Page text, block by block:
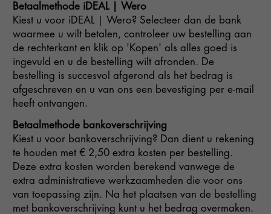
Betaalmethode iDEAL | Wero
Kiest u voor iDEAL | Wero? Selecteer dan de bank
waarmee u wilt betalen, controleer uw bestelling aan
de rechterkant en klik op 'Kopen' als alles goed is
ingevuld en u de bestelling wilt afronden. De
bestelling is succesvol afgerond als het bedrag is
afgeschreven en u van ons een bevestiging per e-mail
heeft ontvangen.
Betaalmethode bankoverschrijving
Kiest u voor bankoverschrijving? Dan dient u rekening
te houden met € 2,50 extra kosten per bestelling.
Deze extra kosten worden berekend vanwege de
extra administratieve werkzaamheden die voor ons
van toepassing zijn. Na het plaatsen van de bestelling
met bankoverschrijving kunt u het bedrag overmaken.